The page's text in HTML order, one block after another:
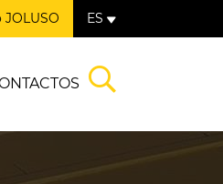
JOLUSO ES